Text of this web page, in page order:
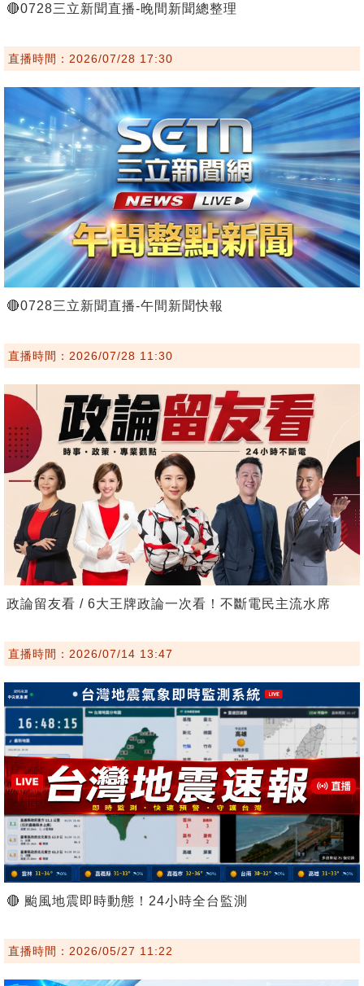
🔴0728三立新聞直播-晚間新聞總整理
直播時間：2026/07/28 17:30
🔴0728三立新聞直播-午間新聞快報
直播時間：2026/07/28 11:30
政論留友看 / 6大王牌政論一次看！不斷電民主流水席
直播時間：2026/07/14 13:47
🔴 颱風地震即時動態！24小時全台監測
直播時間：2026/05/27 11:22